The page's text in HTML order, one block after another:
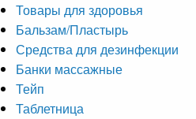
Товары для здоровья
Бальзам/Пластырь
Средства для дезинфекции
Банки массажные
Тейп
Таблетница